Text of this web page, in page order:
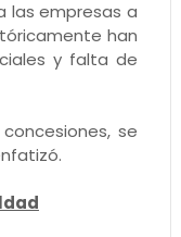
las empresas a
han
y falta de
se